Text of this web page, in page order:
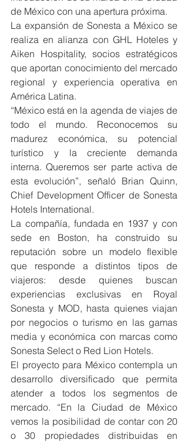
de México con una apertura próxima.
La expansión de Sonesta a México se
realiza en alianza con GHL Hoteles y
Aiken Hospitality, socios estratégicos
que aportan conocimiento del mercado
regional y experiencia operativa en
América Latina.
“México está en la agenda de viajes de
todo el mundo. Reconocemos su
madurez económica, su potencial
turístico y la creciente demanda
interna. Queremos ser parte activa de
esta evolución”, señaló Brian Quinn,
Chief Development Officer de Sonesta
Hotels International.
La compañía, fundada en 1937 y con
sede en Boston, ha construido su
reputación sobre un modelo flexible
que responde a distintos tipos de
viajeros: desde quienes buscan
experiencias exclusivas en Royal
Sonesta y MOD, hasta quienes viajan
por negocios o turismo en las gamas
media y económica con marcas como
Sonesta Select o Red Lion Hotels.
El proyecto para México contempla un
desarrollo diversificado que permita
atender a todos los segmentos de
mercado. “En la Ciudad de México
vemos la posibilidad de contar con 20
o 30 propiedades distribuidas en